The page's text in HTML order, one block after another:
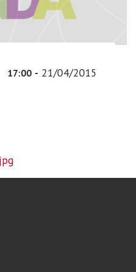
17:00 - 21/04/2015